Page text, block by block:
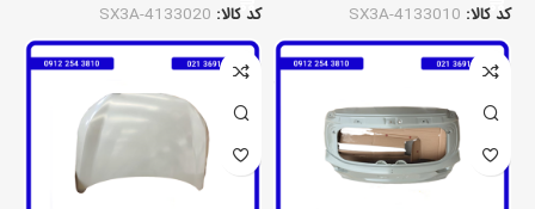
کد کالا: SX3A-4133010
کد کالا: SX3A-4133020